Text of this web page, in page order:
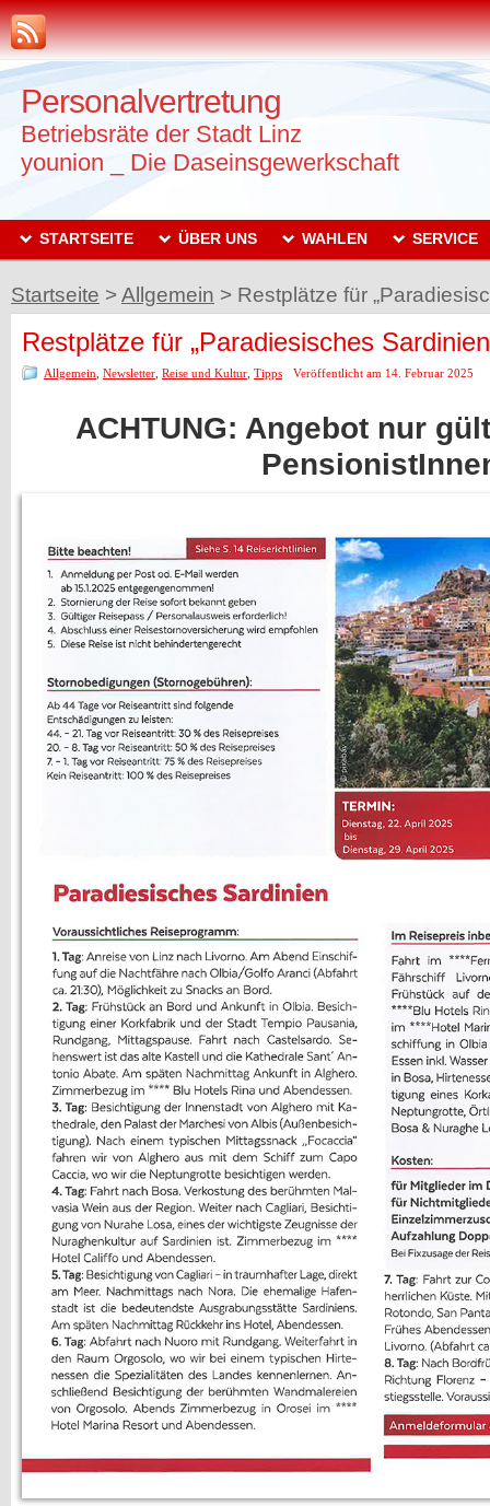
Personalvertretung
Betriebsräte der Stadt Linz
younion _ Die Daseinsgewerkschaft
STARTSEITE ÜBER UNS WAHLEN SERVICE
Startseite > Allgemein > Restplätze für
Restplätze für „Paradiesisches
Allgemein Newsletter Reise und Kultur Tipps Veröffentlicht am 14. Februar 2025
ACHTUNG: Angebot nur